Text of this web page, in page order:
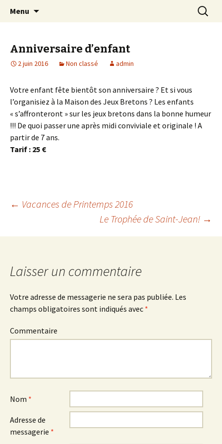
La Maison des Jeux Bretons –
Saint-Jean Trolimon
du fun en jouant @ Saint-Jean Trolimon –
Finistère
Menu
principal
Anniversaire d’enfant
2 juin 2016 Non classé admin
Votre enfant fête bientôt son anniversaire ? Et si vous
l’organisiez à la Maison des Jeux Bretons ? Les enfants
« s’affronteront » sur les jeux bretons dans la bonne humeur
!!! De quoi passer une après midi conviviale et originale ! A
partir de 7 ans.
Tarif : 25 €
Navigation
des
articles
← Vacances de Printemps 2016
Le Trophée de Saint-Jean! →
Laisser un commentaire
Votre adresse de messagerie ne sera pas publiée. Les
champs obligatoires sont indiqués avec *
Commentaire
Nom *
Adresse de
messagerie *